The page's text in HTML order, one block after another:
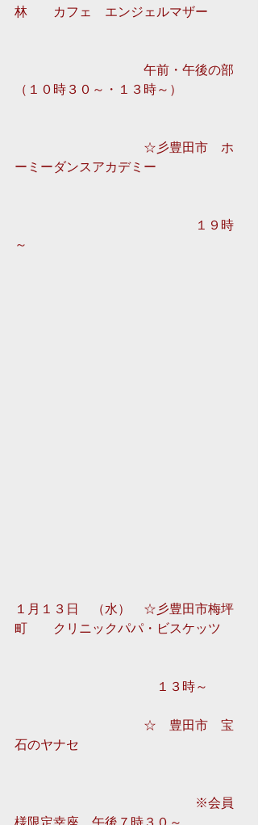
林　　カフェ　エンジェルマザー
午前・午後の部
（１０時３０～・１３時～）
☆彡豊田市　ホ
ーミーダンスアカデミー
１９時
～
１月１３日　（水）　☆彡豊田市梅坪
町　　クリニックパパ・ビスケッツ
１３時～
☆　豊田市　宝
石のヤナセ
※会員
様限定幸座　午後７時３０～